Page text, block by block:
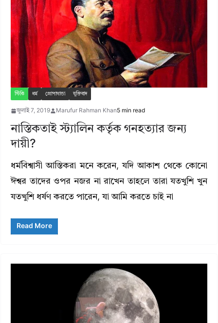
স্টিকি ধর্ম প্রোপাগান্ডা যুক্তিবাদ
জুলাই 7, 2019 Marufur Rahman Khan5 min read
নাস্তিকতাই স্ট্যালিন কর্তৃক গনহত্যার জন্য
দায়ী?
ধর্মবিশ্বাসী আস্তিকরা মনে করেন, যদি আকাশ থেকে কোনো
ঈশ্বর তাদের ওপর নজর না রাখেন তাহলে তারা যতখুশি খুন
যতখুশি ধর্ষণ করতে পারেন, যা আমি করতে চাই না
Read More